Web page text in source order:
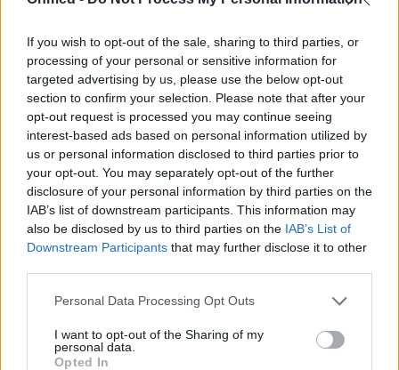
If you wish to opt-out of the sale, sharing to third parties, or
processing of your personal or sensitive information for
targeted advertising by us, please use the below opt-out
section to confirm your selection. Please note that after your
opt-out request is processed you may continue seeing
interest-based ads based on personal information utilized by
us or personal information disclosed to third parties prior to
your opt-out. You may separately opt-out of the further
disclosure of your personal information by third parties on the
IAB’s list of downstream participants. This information may
also be disclosed by us to third parties on the IAB’s List of
Downstream Participants that may further disclose it to other
Personal Data Processing Opt Outs
I want to opt-out of the Sharing of my
personal data.
Opted In
Διαβάστε επίσης:
Τα καλά λιπαρά ενισχύουν τις σχολικές επιδόσεις
Διατροφή & υγεία: Πόσα Ω-3 λιπαρά χρειάζονται
οι διαβητικοί